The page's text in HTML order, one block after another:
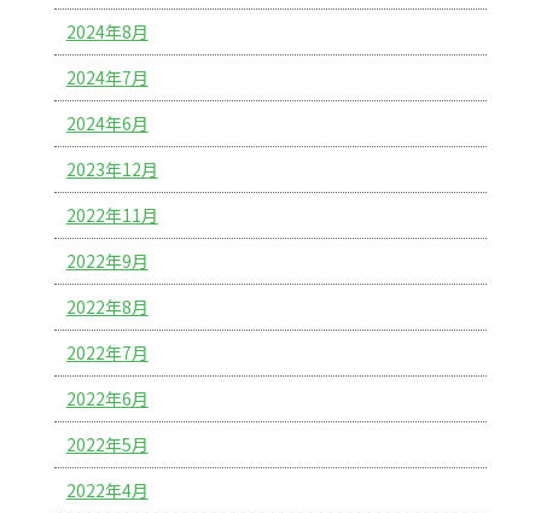
2024年8月
2024年7月
2024年6月
2023年12月
2022年11月
2022年9月
2022年8月
2022年7月
2022年6月
2022年5月
2022年4月